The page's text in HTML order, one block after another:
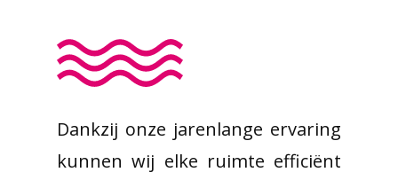
Dankzij onze jarenlange ervaring
kunnen wij elke ruimte efficiënt